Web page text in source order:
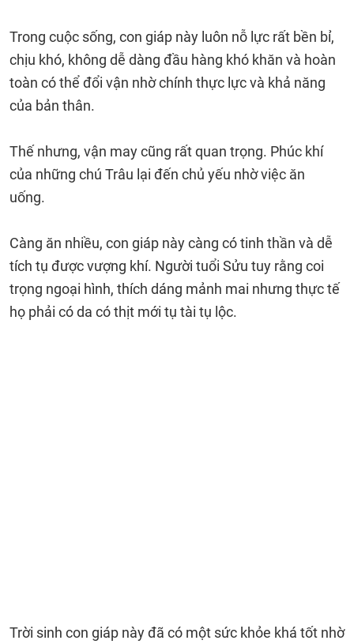
Trong cuộc sống, con giáp này luôn nỗ lực rất bền bỉ,
chịu khó, không dễ dàng đầu hàng khó khăn và hoàn
toàn có thể đổi vận nhờ chính thực lực và khả năng
của bản thân.
Thế nhưng, vận may cũng rất quan trọng. Phúc khí
của những chú Trâu lại đến chủ yếu nhờ việc ăn
uống.
Càng ăn nhiều, con giáp này càng có tinh thần và dễ
tích tụ được vượng khí. Người tuổi Sửu tuy rằng coi
trọng ngoại hình, thích dáng mảnh mai nhưng thực tế
họ phải có da có thịt mới tụ tài tụ lộc.
Trời sinh con giáp này đã có một sức khỏe khá tốt nhờ